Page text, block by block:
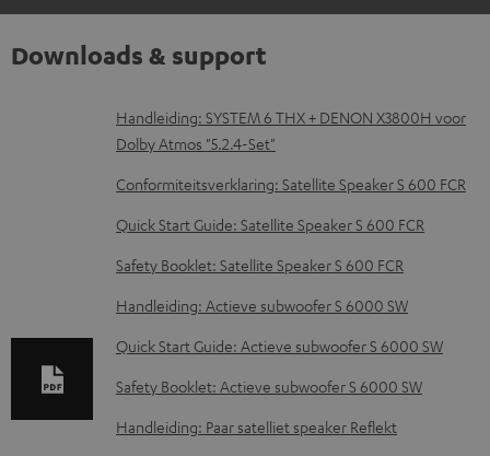
Downloads & support
D
o
w
n
o
a
d
d
o
Handleiding: SYSTEM 6 THX + DENON X3800H voor
Dolby Atmos "5.2.4-Set"
Conformiteitsverklaring: Satellite Speaker S 600 FCR
Quick Start Guide: Satellite Speaker S 600 FCR
Safety Booklet: Satellite Speaker S 600 FCR
Handleiding: Actieve subwoofer S 6000 SW
Quick Start Guide: Actieve subwoofer S 6000 SW
Safety Booklet: Actieve subwoofer S 6000 SW
Handleiding: Paar satelliet speaker Reflekt